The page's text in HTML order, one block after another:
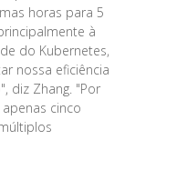
horas para 5
à
do Kubernetes,
nossa eficiência
diz Zhang. "Por
cinco